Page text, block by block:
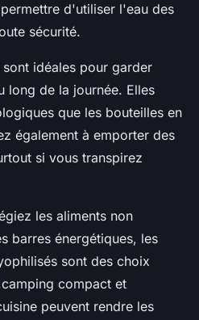
d'utiliser l'eau des
sécurité.
idéales pour garder
long de la journée. Elles
que les bouteilles en
également à emporter des
si vous transpirez
les aliments non
barres énergétiques, les
sont des choix
compact et
peuvent rendre les